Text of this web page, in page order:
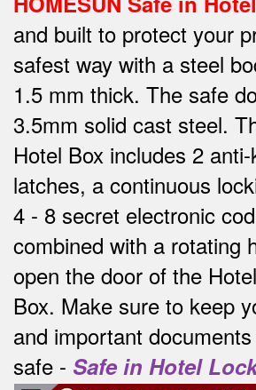
and built to protect your
safest way with a steel
1.5 mm thick. The safe
3.5mm solid cast steel.
Hotel Box includes 2
latches, a continuous
4 - 8 secret electronic
combined with a rotating
open the door of the
Box. Make sure to keep
and important
safe - Safe in Hotel